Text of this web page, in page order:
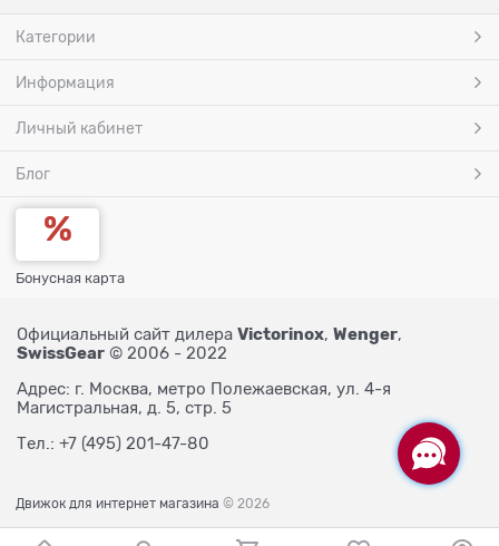
Категории
Информация
Личный кабинет
Блог
Бонусная карта
Официальный сайт дилера Victorinox, Wenger,
SwissGear © 2006 - 2022
Адрес: г. Москва, метро Полежаевская, ул. 4-я
Магистральная, д. 5, стр. 5
Тел.: +7 (495) 201-47-80
Движок для интернет магазина © 2026